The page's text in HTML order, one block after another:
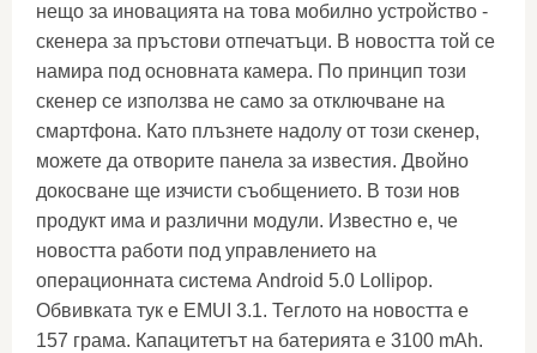
нещо за иновацията на това мобилно устройство -
скенера за пръстови отпечатъци. В новостта той се
намира под основната камера. По принцип този
скенер се използва не само за отключване на
смартфона. Като плъзнете надолу от този скенер,
можете да отворите панела за известия. Двойно
докосване ще изчисти съобщението. В този нов
продукт има и различни модули. Известно е, че
новостта работи под управлението на
операционната система Android 5.0 Lollipop.
Обвивката тук е EMUI 3.1. Теглото на новостта е
157 грама. Капацитетът на батерията е 3100 mAh.